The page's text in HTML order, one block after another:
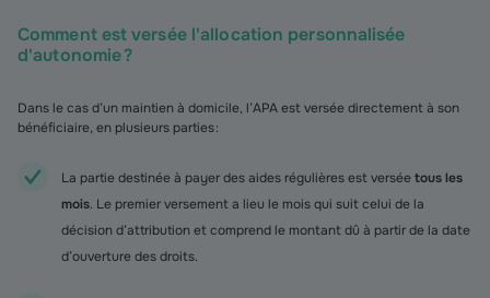
Comment est versée l'allocation personnalisée
d'autonomie ?
Dans le cas d’un maintien à domicile, l’APA est versée directement à son
bénéficiaire, en plusieurs parties :
La partie destinée à payer des aides régulières est verséetous les
mois. Le premier versement a lieu le mois qui suit celui de la
décision d’attribution et comprend le montant dû à partir de la date
d’ouverture des droits.